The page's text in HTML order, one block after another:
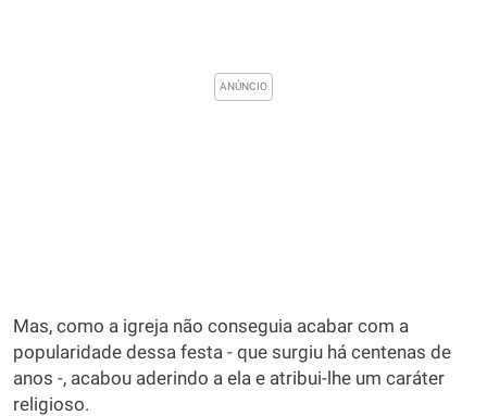
Mas, como a igreja não conseguia acabar com a
popularidade dessa festa - que surgiu há centenas de
anos -, acabou aderindo a ela e atribui-lhe um caráter
religioso.